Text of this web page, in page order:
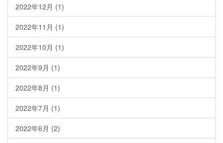
2022年12月 (1)
2022年11月 (1)
2022年10月 (1)
2022年9月 (1)
2022年8月 (1)
2022年7月 (1)
2022年6月 (2)